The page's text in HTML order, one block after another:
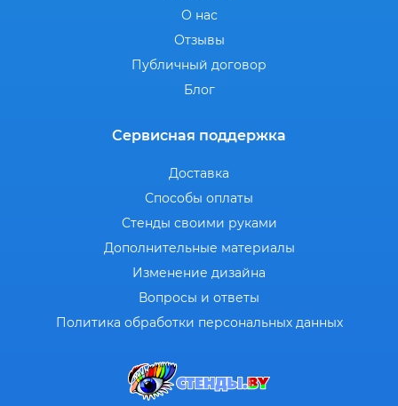
О нас
Отзывы
Публичный договор
Блог
Сервисная поддержка
Доставка
Способы оплаты
Стенды своими руками
Дополнительные материалы
Изменение дизайна
Вопросы и ответы
Политика обработки персональных данных